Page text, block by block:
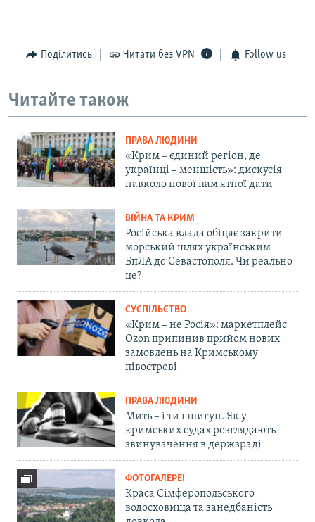
Поділитись Читати без VPN Follow us
Читайте також
ПРАВА ЛЮДИНИ
«Крим – єдиний регіон, де
українці – меншість»: дискусія
навколо нової пам'ятної дати
ВІЙНА ТА КРИМ
Російська влада обіцяє закрити
морський шлях українським
БпЛА до Севастополя. Чи реально
це?
СУСПІЛЬСТВО
«Крим – не Росія»: маркетплейс
Ozon припинив прийом нових
замовлень на Кримському
півострові
ПРАВА ЛЮДИНИ
Мить – і ти шпигун. Як у
кримських судах розглядають
звинувачення в держзраді
ФОТОГАЛЕРЕЇ
Краса Сімферопольського
водосховища та занедбаність